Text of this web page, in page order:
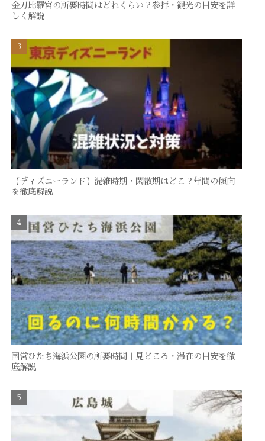
金刀比羅宮の所要時間はどれくらい？参拝・観光の目安を詳
しく解説
【ディズニーランド】混雑時期・閑散期はどこ？年間の傾向
を徹底解説
国営ひたち海浜公園の所要時間｜見どころ・滞在の目安を徹
底解説